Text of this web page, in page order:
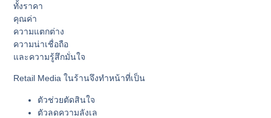
ทั้งราคา
คุณค่า
ความแตกต่าง
ความน่าเชื่อถือ
และความรู้สึกมั่นใจ
Retail Media ในร้านจึงทำหน้าที่เป็น
ตัวช่วยตัดสินใจ
ตัวลดความลังเล